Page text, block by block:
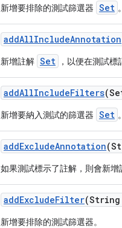
新增要排除的測試篩選器 Set 。
addAllIncludeAnnotation
新增註解 Set ，以便在測試標
addAllIncludeFilters
新增要納入測試的篩選器 Set 。
addExcludeAnnotation
如果測試標示了註解，則會新增
addExcludeFilter
新增要排除的測試篩選器。